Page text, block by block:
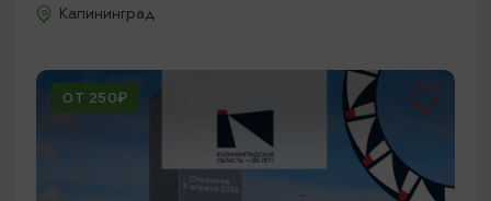
Калининград
ОТ 250₽